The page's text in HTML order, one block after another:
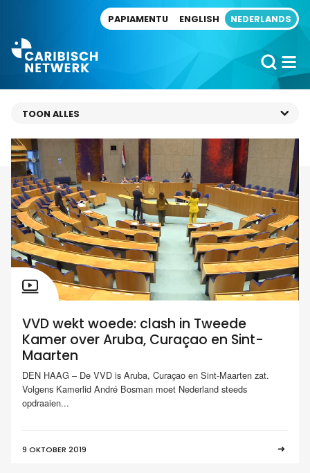
PAPIAMENTU ENGLISH NEDERLANDS
VVD wekt woede: clash in Tweede
Kamer over Aruba, Curaçao en Sint-
Maarten
DEN HAAG – De VVD is Aruba, Curaçao en Sint-Maarten zat.
Volgens Kamerlid André Bosman moet Nederland steeds
opdraaien...
9 OKTOBER 2019